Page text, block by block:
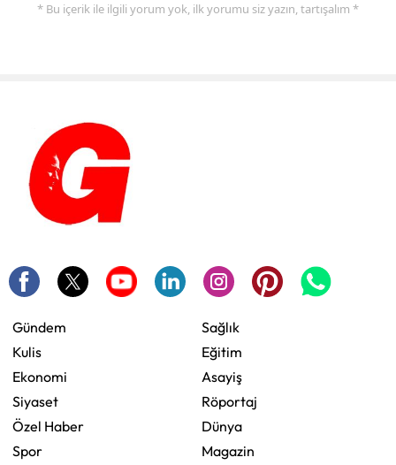
* Bu içerik ile ilgili yorum yok, ilk yorumu siz yazın, tartışalım *
Gündem
Kulis
Ekonomi
Siyaset
Özel Haber
Spor
Sağlık
Eğitim
Asayiş
Röportaj
Dünya
Magazin